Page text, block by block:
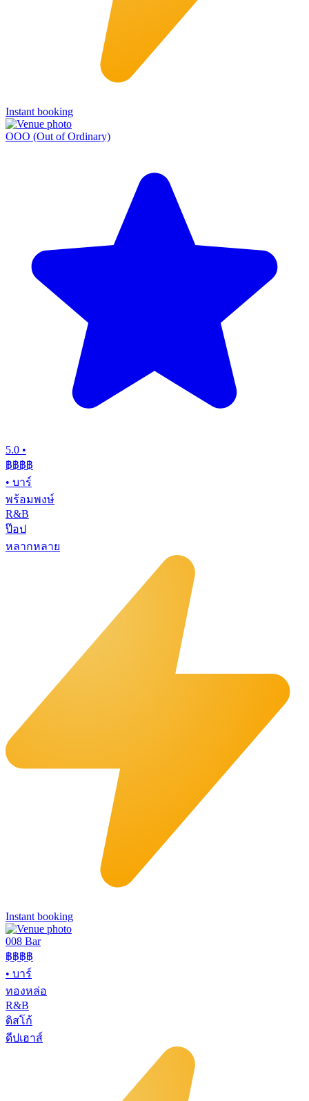
Instant booking
OOO (Out of Ordinary)
5.0 •
฿฿฿฿
• บาร์
พร้อมพงษ์
R&B
ป๊อป
หลากหลาย
Instant booking
008 Bar
฿฿฿฿
• บาร์
ทองหล่อ
R&B
ดิสโก้
ดีปเฮาส์